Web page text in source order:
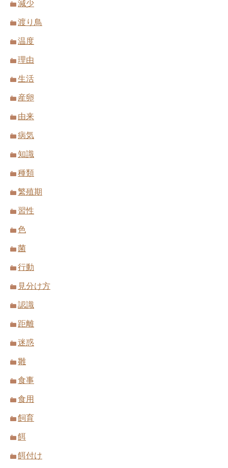
減少
渡り鳥
温度
理由
生活
産卵
由来
病気
知識
種類
繁殖期
習性
色
菌
行動
見分け方
認識
距離
迷惑
雛
食事
食用
飼育
餌
餌付け